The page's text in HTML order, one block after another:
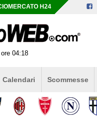
H24
04:18
Calendari Scommesse